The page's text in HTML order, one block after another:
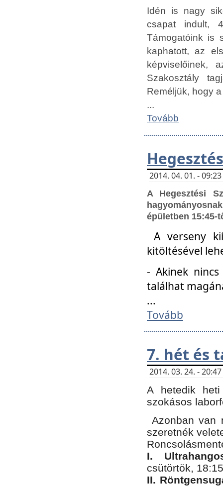
Idén is nagy
csapat indult,
Támogatóink is
kaphatott, az
képviselőinek,
Szakosztály
Reméljük, hogy
...
Tovább
2014. 04. 01. -
A Hegesztési
épületben 15:45-
A verseny
kitöltésével
- Akinek
találhat
...
Tovább
7. hét és
2014. 03. 24. -
A hetedik
szokásos
Azonban van
szeretnék
I.
csütörtök,
II.